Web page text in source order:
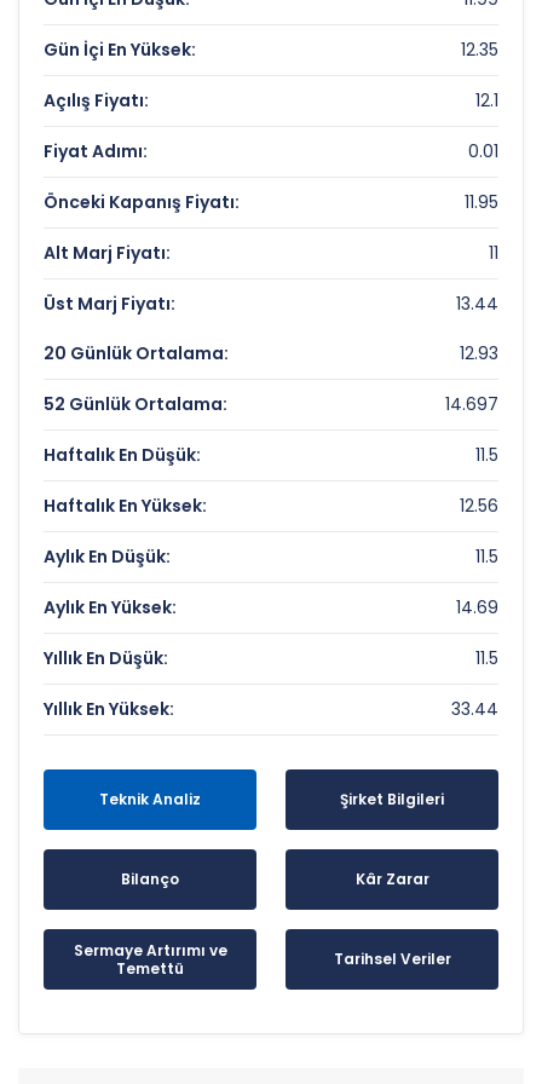
Piyasa Değeri/Defter Değeri (PD/DD):
0.96
BMS CELIK HASIR Rekorlar ve Önemli
Seviyeler
Bugün Gördüğü En Yüksek Fiyat:
12.35 TL
Son 1 Yılın Zirvesi:
33.44 TL
Son 1 Yılın Dibi:
11.5 TL
Gün İçi En Yüksek: 12.35
Açılış Fiyatı: 12.1
Fiyat Adımı: 0.01
Önceki Kapanış Fiyatı: 11.95
Alt Marj Fiyatı: 11
Üst Marj Fiyatı: 13.44
20 Günlük Ortalama: 12.93
52 Günlük Ortalama: 14.697
Haftalık En Düşük: 11.5
Haftalık En Yüksek: 12.56
Aylık En Düşük: 11.5
Aylık En Yüksek: 14.69
Yıllık En Düşük: 11.5
Yıllık En Yüksek: 33.44
Teknik Analiz Şirket Bilgileri
Bilanço Kâr Zarar
Sermaye Artırımı ve
Temettü
Tarihsel Veriler